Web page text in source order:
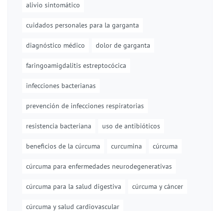
alivio sintomático
cuidados personales para la garganta
diagnóstico médico dolor de garganta
faringoamigdalitis estreptocócica
infecciones bacterianas
prevención de infecciones respiratorias
resistencia bacteriana uso de antibióticos
beneficios de la cúrcuma curcumina cúrcuma
cúrcuma para enfermedades neurodegenerativas
cúrcuma para la salud digestiva cúrcuma y cáncer
cúrcuma y salud cardiovascular